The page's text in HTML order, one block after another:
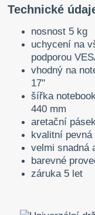
Technické
nosnost 5 kg
uchycení na
podporou
vhodný na
17"
šířka
440 mm
aretační pásek
kvalitní
velmi snadná
barevné
záruka 5 let